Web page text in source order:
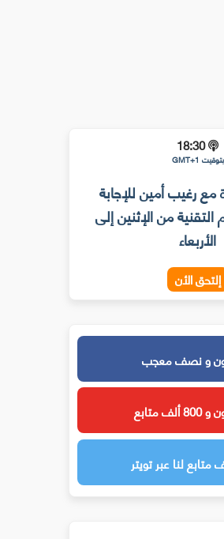
18:30
بتوقيت GMT+1
مع رغيب أمين للإجابة
من الإثنين إلى
الأربعاء
إلتحق الأن